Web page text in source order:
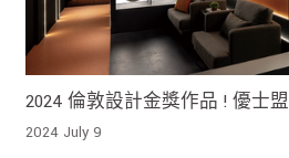
2024 倫敦設計金獎作品 ! 優士
來感的工業王國
2024 July 9